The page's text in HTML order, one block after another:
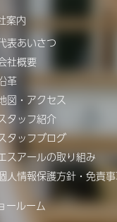
案内
表あいさつ
社概要
革
図・アクセス
タッフ紹介
タッフブログ
スアールの取り組み
人情報保護方針・免責
ールーム